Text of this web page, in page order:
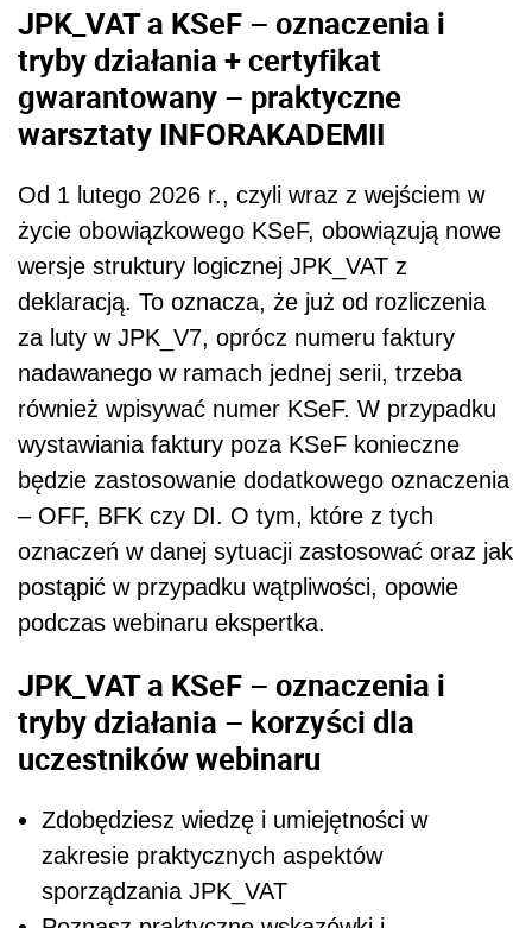
JPK_VAT a KSeF – oznaczenia i
tryby działania + certyfikat
gwarantowany – praktyczne
warsztaty INFORAKADEMII
Od 1 lutego 2026 r., czyli wraz z wejściem w
życie obowiązkowego KSeF, obowiązują nowe
wersje struktury logicznej JPK_VAT z
deklaracją. To oznacza, że już od rozliczenia
za luty w JPK_V7, oprócz numeru faktury
nadawanego w ramach jednej serii, trzeba
również wpisywać numer KSeF. W przypadku
wystawiania faktury poza KSeF konieczne
będzie zastosowanie dodatkowego oznaczenia
– OFF, BFK czy DI. O tym, które z tych
oznaczeń w danej sytuacji zastosować oraz jak
postąpić w przypadku wątpliwości, opowie
podczas webinaru ekspertka.
JPK_VAT a KSeF – oznaczenia i
tryby działania – korzyści dla
uczestników webinaru
Zdobędziesz wiedzę i umiejętności w
zakresie praktycznych aspektów
sporządzania JPK_VAT